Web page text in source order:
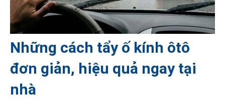
Những cách tẩy ố kính ôtô
đơn giản, hiệu quả ngay tại
nhà